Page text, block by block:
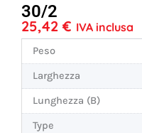
30/2
25,42 € IVA inclusa
Peso
Larghezza
Lunghezza (B)
Type